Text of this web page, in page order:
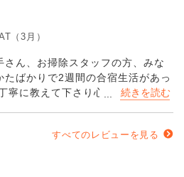
（3月）
ん、お掃除スタッフの方、みな
ばかりで2週間の合宿生活があっ
寧に教えて下さり心より感謝申し
すべてのレビューを見る